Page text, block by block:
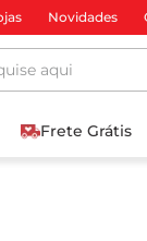
Novidades
aqui
Frete Grátis